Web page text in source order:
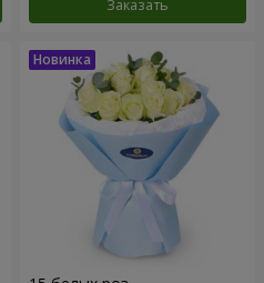
Заказать